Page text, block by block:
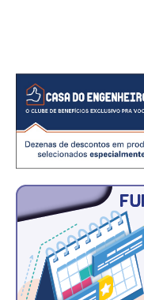
CONSÓRCIOS
CAMPANHAS SALARIAIS
COMUNICAÇÃO
PALAVRA DO MURILO
NOTÍCIAS
CONTEÚDO ESPECIAL
JORNAL DO ENGENHEIRO